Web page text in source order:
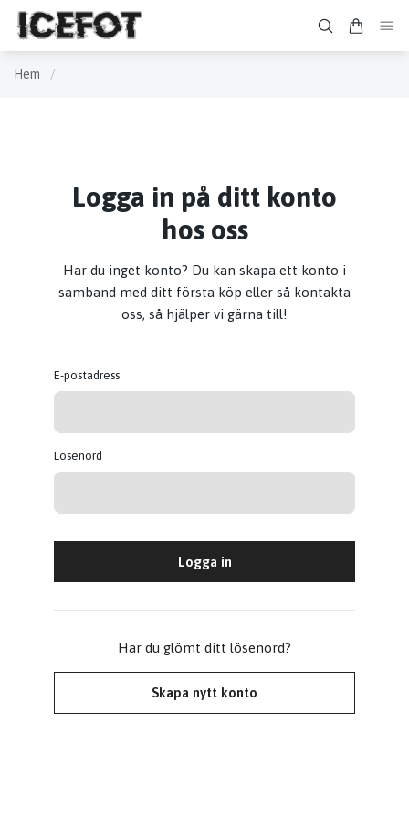
Hem /
Logga in på ditt konto
hos oss
Har du inget konto? Du kan skapa ett konto i
samband med ditt första köp eller så kontakta
oss, så hjälper vi gärna till!
E-postadress
Lösenord
Har du glömt ditt lösenord?
Skapa nytt konto